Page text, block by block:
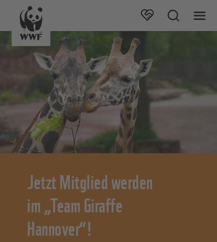
Jetzt Mitglied werden
im „Team Giraffe
Hannover“!